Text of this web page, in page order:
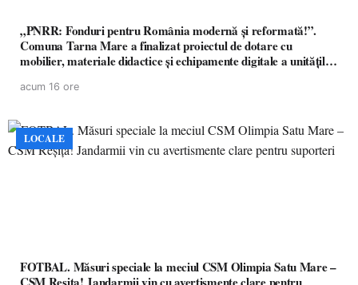
„PNRR: Fonduri pentru România modernă și reformată!”.
Comuna Tarna Mare a finalizat proiectul de dotare cu
mobilier, materiale didactice și echipamente digitale a unităților
acum 16 ore
LOCALE
FOTBAL. Măsuri speciale la meciul CSM Olimpia Satu Mare –